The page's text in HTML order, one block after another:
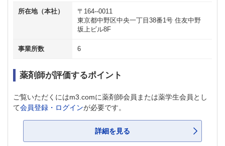
所在地（本社）
〒164--0011
東京都中野区中央一丁目38番1号 住友中野
坂上ビル8F
事業所数 6
薬剤師が評価するポイント
ご覧いただくにはm3.comに薬剤師会員または薬学生会員とし
て会員登録・ログインが必要です。
詳細を見る